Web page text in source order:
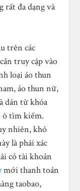
rất đa dạng và
trên các
truy cập vào
loại áo thun
áo thun nữ,
dán từ khóa
ô tìm kiếm.
nhiên, khó
là phải xác
có tài khoản
mới thanh toán
taobao,